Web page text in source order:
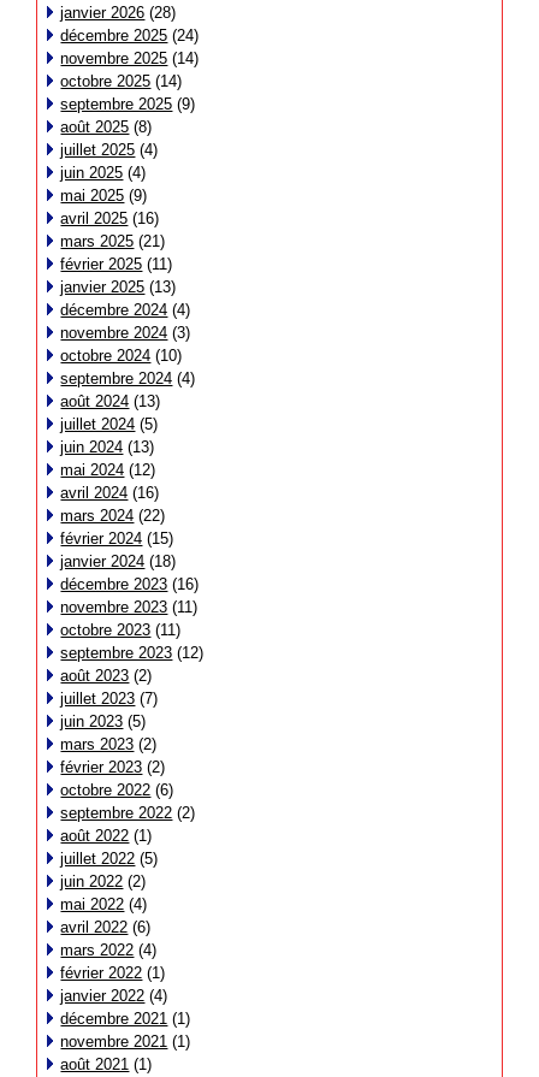
janvier 2026 (28)
décembre 2025 (24)
novembre 2025 (14)
octobre 2025 (14)
septembre 2025 (9)
août 2025 (8)
juillet 2025 (4)
juin 2025 (4)
mai 2025 (9)
avril 2025 (16)
mars 2025 (21)
février 2025 (11)
janvier 2025 (13)
décembre 2024 (4)
novembre 2024 (3)
octobre 2024 (10)
septembre 2024 (4)
août 2024 (13)
juillet 2024 (5)
juin 2024 (13)
mai 2024 (12)
avril 2024 (16)
mars 2024 (22)
février 2024 (15)
janvier 2024 (18)
décembre 2023 (16)
novembre 2023 (11)
octobre 2023 (11)
septembre 2023 (12)
août 2023 (2)
juillet 2023 (7)
juin 2023 (5)
mars 2023 (2)
février 2023 (2)
octobre 2022 (6)
septembre 2022 (2)
août 2022 (1)
juillet 2022 (5)
juin 2022 (2)
mai 2022 (4)
avril 2022 (6)
mars 2022 (4)
février 2022 (1)
janvier 2022 (4)
décembre 2021 (1)
novembre 2021 (1)
août 2021 (1)